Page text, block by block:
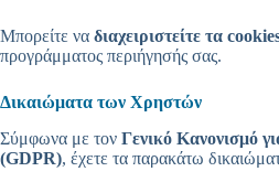
Μπορείτε να διαχειριστείτε τα
προγράμματος περιήγησής σας.
Δικαιώματα των Χρηστών
Σύμφωνα με τον Γενικό Κανονισμό
(GDPR), έχετε τα παρακάτω